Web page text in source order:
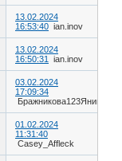
13.02.2024
16:53:40 ian.inov
13.02.2024
16:50:31
ian.inov
03.02.2024
17:09:34
Бражникова123Яника
01.02.2024
11:31:40
Casey_Affleck